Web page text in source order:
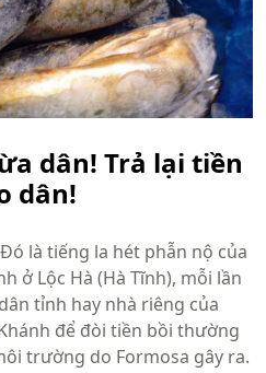
dân! Trả lại tiền
dân!
là tiếng la hét phẫn nộ của
ở Lộc Hà (Hà Tĩnh), mỗi lần
tỉnh hay nhà riêng của
để đòi tiền bồi thường
trường do Formosa gây ra.